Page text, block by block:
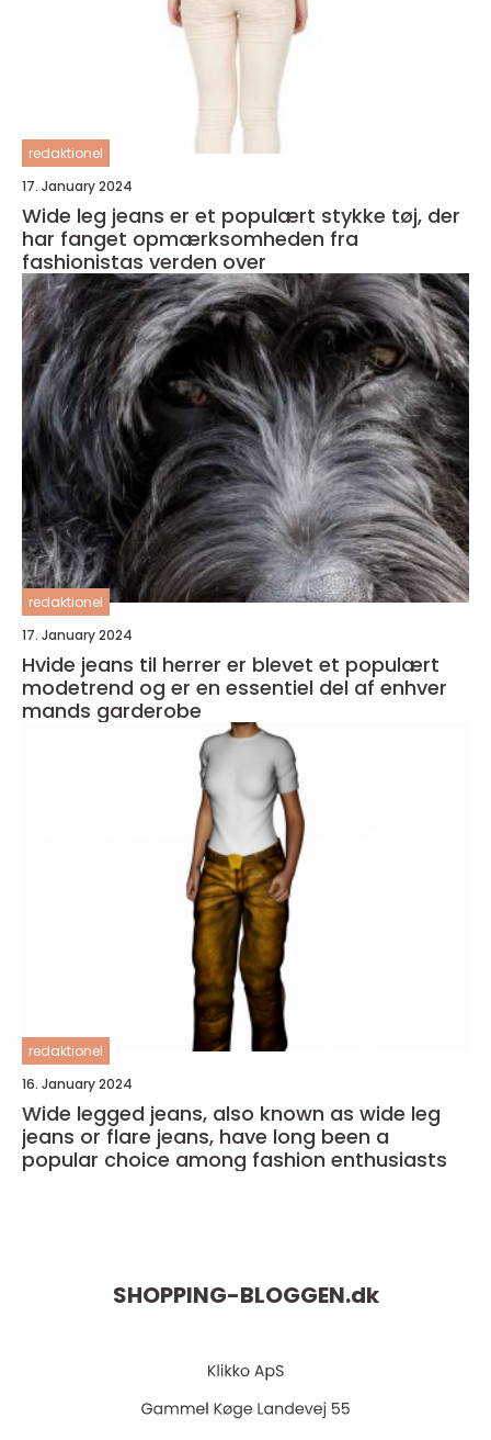
redaktionel
17. January 2024
Wide leg jeans er et populært stykke tøj, der
har fanget opmærksomheden fra
fashionistas verden over
redaktionel
17. January 2024
Hvide jeans til herrer er blevet et populært
modetrend og er en essentiel del af enhver
mands garderobe
redaktionel
16. January 2024
Wide legged jeans, also known as wide leg
jeans or flare jeans, have long been a
popular choice among fashion enthusiasts
SHOPPING-BLOGGEN.dk